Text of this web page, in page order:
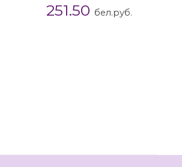
251.50 бел.руб.